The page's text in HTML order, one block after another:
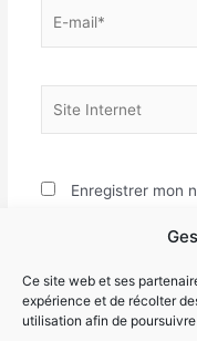
Ce site web et ses
expérience et de récolter
utilisation afin de
mail*
Internet
Enregistrer mon